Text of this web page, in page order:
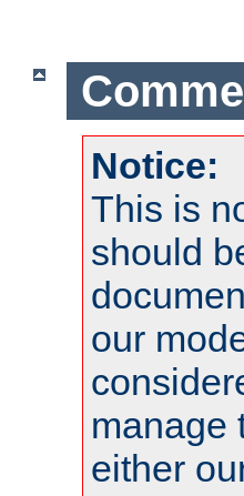
Notice:
This is
should
our
manage
either